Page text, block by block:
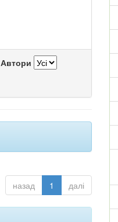
Автори
назад 1 далі